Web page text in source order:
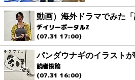
動画）海外ドラマでみた
デイリーポータルZ
(07.31 17:00)
パンダウナギのイラスト
読者投稿
(07.31 16:00)